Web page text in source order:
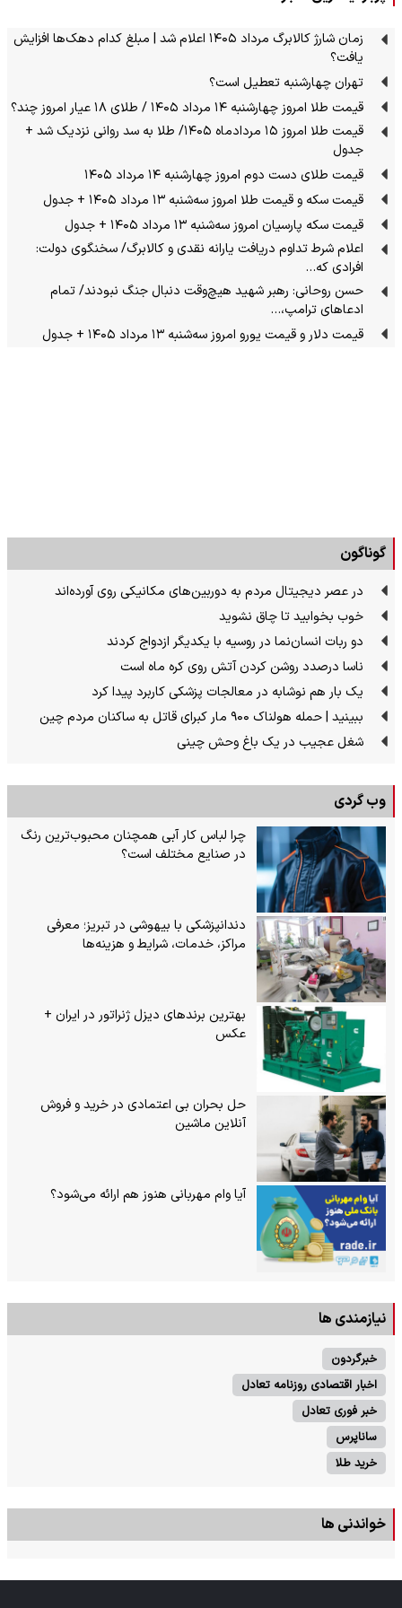
زمان شارژ کالابرگ مرداد ۱۴۰۵ اعلام شد | مبلغ کدام دهک‌ها افزایش
یافت؟
تهران چهارشنبه تعطیل است؟
قیمت طلا امروز چهارشنبه ۱۴ مرداد ۱۴۰۵ / طلای ۱۸ عیار امروز چند؟
قیمت طلا امروز ۱۵ مردادماه ۱۴۰۵/ طلا به سد روانی نزدیک شد +
جدول
قیمت طلای دست دوم امروز چهارشنبه ۱۴ مرداد ۱۴۰۵
قیمت سکه و قیمت طلا امروز سه‌شنبه ۱۳ مرداد ۱۴۰۵ + جدول
قیمت سکه پارسیان امروز سه‌شنبه ۱۳ مرداد ۱۴۰۵ + جدول
اعلام شرط تداوم دریافت یارانه نقدی و کالابرگ/ سخنگوی دولت:
افرادی که…
حسن روحانی: رهبر شهید هیچ‌وقت دنبال جنگ نبودند/ تمام
ادعاهای ترامپ،…
قیمت دلار و قیمت یورو امروز سه‌شنبه ۱۳ مرداد ۱۴۰۵ + جدول
گوناگون
در عصر دیجیتال مردم به دوربین‌های مکانیکی روی آورده‌اند
خوب بخوابید تا چاق نشوید
دو ربات انسان‌نما در روسیه با یکدیگر ازدواج کردند
ناسا درصدد روشن کردن آتش روی کره ماه است
یک بار هم نوشابه در معالجات پزشکی کاربرد پیدا کرد
ببینید | حمله هولناک ۹۰۰ مار کبرای قاتل به ساکنان مردم چین
شغل عجیب در یک باغ وحش چینی
وب گردی
چرا لباس کار آبی همچنان محبوب‌ترین رنگ
در صنایع مختلف است؟
دندانپزشکی با بیهوشی در تبریز؛ معرفی
مراکز، خدمات، شرایط و هزینه‌ها
بهترین برندهای دیزل ژنراتور در ایران +
عکس
حل بحران بی‌ اعتمادی در خرید و فروش
آنلاین ماشین
آیا وام مهربانی هنوز هم ارائه می‌شود؟
نیازمندی ها
خبرگردون
اخبار اقتصادی روزنامه تعادل
خبر فوری تعادل
ساناپرس
خرید طلا
خواندنی ها